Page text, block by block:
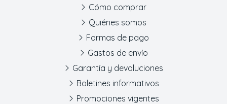
Cómo comprar
Quiénes somos
Formas de pago
Gastos de envío
Garantía y devoluciones
Boletines informativos
Promociones vigentes